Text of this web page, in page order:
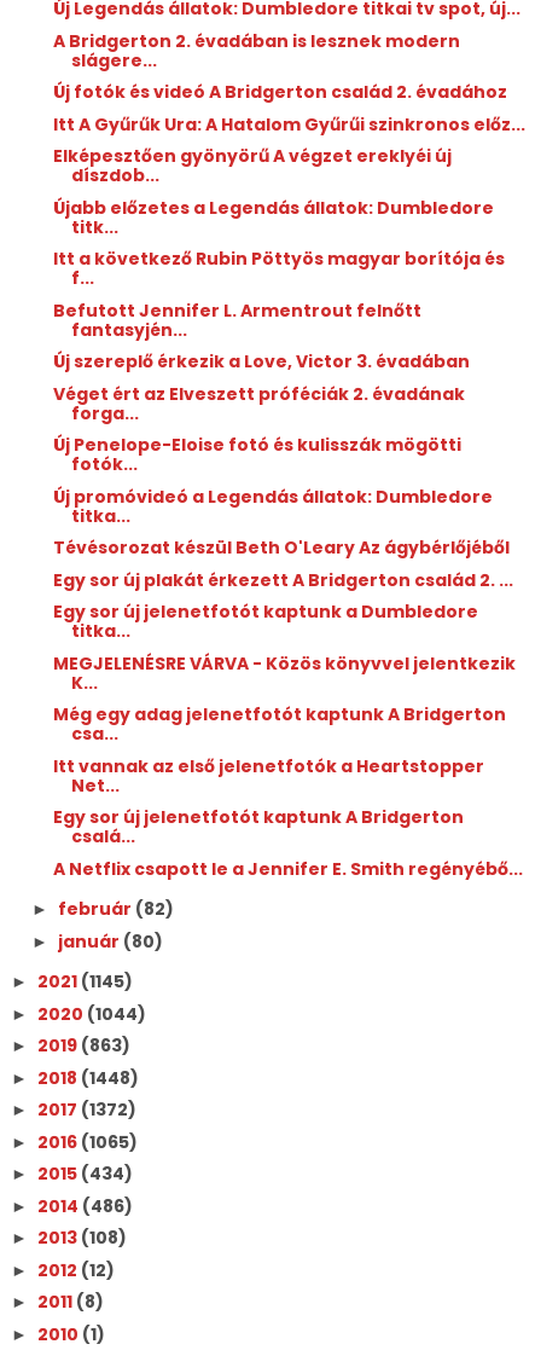
Új Legendás állatok: Dumbledore titkai tv spot, új...
A Bridgerton 2. évadában is lesznek modern
slágere...
Új fotók és videó A Bridgerton család 2. évadához
Itt A Gyűrűk Ura: A Hatalom Gyűrűi szinkronos előz...
Elképesztően gyönyörű A végzet ereklyéi új
díszdob...
Újabb előzetes a Legendás állatok: Dumbledore
titk...
Itt a következő Rubin Pöttyös magyar borítója és
f...
Befutott Jennifer L. Armentrout felnőtt
fantasyjén...
Új szereplő érkezik a Love, Victor 3. évadában
Véget ért az Elveszett próféciák 2. évadának
forga...
Új Penelope-Eloise fotó és kulisszák mögötti
fotók...
Új promóvideó a Legendás állatok: Dumbledore
titka...
Tévésorozat készül Beth O'Leary Az ​ágybérlőjéből
Egy sor új plakát érkezett A Bridgerton család 2. ...
Egy sor új jelenetfotót kaptunk a Dumbledore
titka...
MEGJELENÉSRE VÁRVA - Közös könyvvel jelentkezik
K...
Még egy adag jelenetfotót kaptunk A Bridgerton
csa...
Itt vannak az első jelenetfotók a Heartstopper
Net...
Egy sor új jelenetfotót kaptunk A Bridgerton
csalá...
A Netflix csapott le a Jennifer E. Smith regényébő...
► február (82)
► január (80)
► 2021 (1145)
► 2020 (1044)
► 2019 (863)
► 2018 (1448)
► 2017 (1372)
► 2016 (1065)
► 2015 (434)
► 2014 (486)
► 2013 (108)
► 2012 (12)
► 2011 (8)
► 2010 (1)